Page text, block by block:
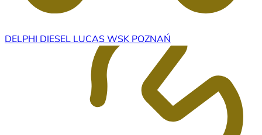
DELPHI DIESEL LUCAS WSK POZNAŃ